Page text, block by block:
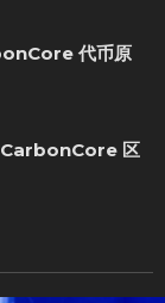
代币原
CarbonCore 区